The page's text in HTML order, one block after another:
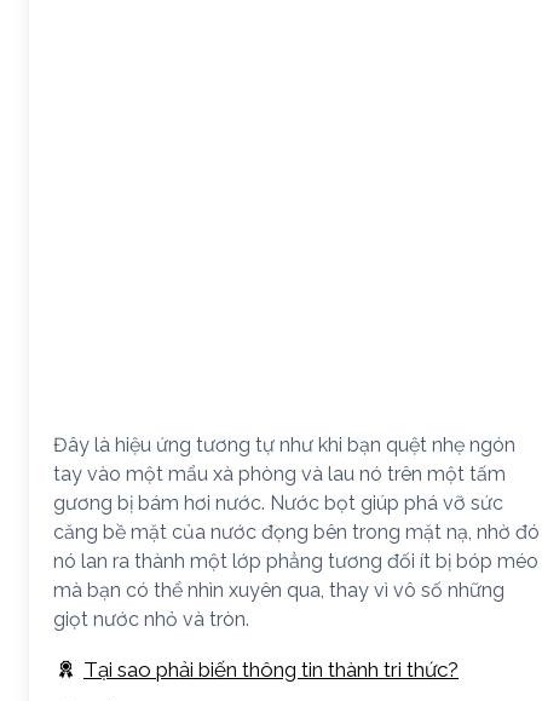
Đây là hiệu ứng tương tự như khi bạn quệt nhẹ ngón
tay vào một mẩu xà phòng và lau nó trên một tấm
gương bị bám hơi nước. Nước bọt giúp phá vỡ sức
căng bề mặt của nước đọng bên trong mặt nạ, nhờ đó
nó lan ra thành một lớp phẳng tương đối ít bị bóp méo
mà bạn có thể nhìn xuyên qua, thay vì vô số những
giọt nước nhỏ và tròn.
Tại sao phải biến thông tin thành tri thức?